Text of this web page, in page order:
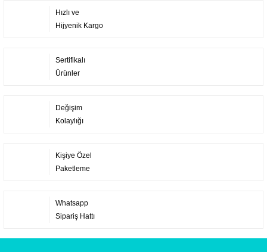
Hızlı ve
Hijyenik Kargo
Sertifikalı
Ürünler
Değişim
Kolaylığı
Kişiye Özel
Paketleme
Whatsapp
Sipariş Hattı